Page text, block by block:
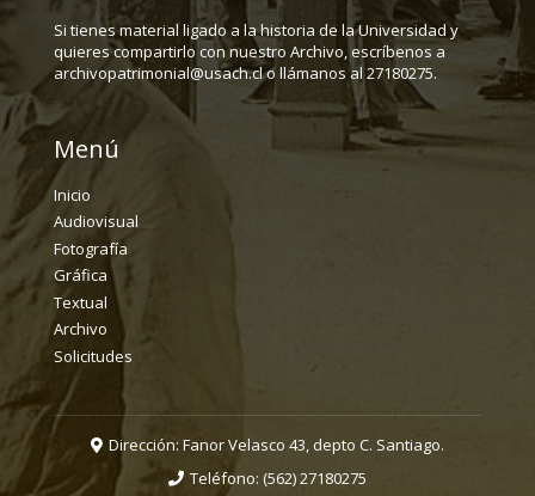
Si tienes material ligado a la historia de la Universidad y
quieres compartirlo con nuestro Archivo, escríbenos a
archivopatrimonial@usach.cl o llámanos al 27180275.
Menú
Inicio
Audiovisual
Fotografía
Gráfica
Textual
Archivo
Solicitudes
Dirección: Fanor Velasco 43, depto C. Santiago.
Teléfono: (562) 27180275